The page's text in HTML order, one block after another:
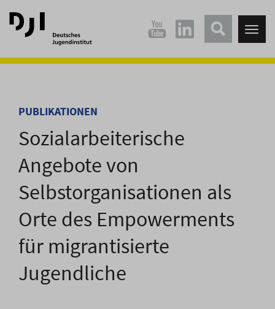
Direkt
zum
Hauptinhalt
Direkt
zum
Hauptmenü
PUBLIKATIONEN
Sozialarbeiterische
Angebote von
Selbstorganisationen als
Orte des Empowerments
für migrantisierte
Jugendliche